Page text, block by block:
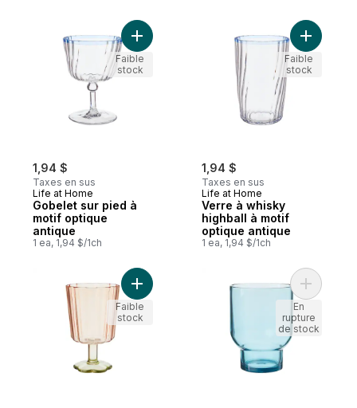
1,94 $
Taxes en sus
Life at Home
Gobelet sur pied à
motif optique
antique
1 ea, 1,94 $/1ch
Ajouter Gobelet sur pied à motif optique
Faible
stock
1,94 $
Taxes en sus
Life at Home
Verre à whisky
highball à motif
optique antique
1 ea, 1,94 $/1ch
Ajouter
Faible
stock
Ajouter Gobelet à fleurs teinté – corail au
Faible
stock
Ajouter
En
rupture
de stock